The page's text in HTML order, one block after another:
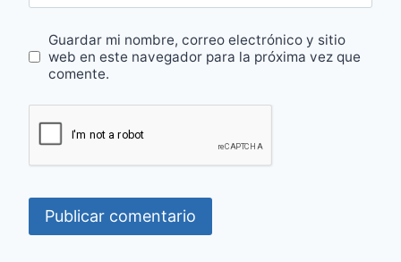
Guardar mi nombre, correo electrónico y sitio
web en este navegador para la próxima vez que
comente.